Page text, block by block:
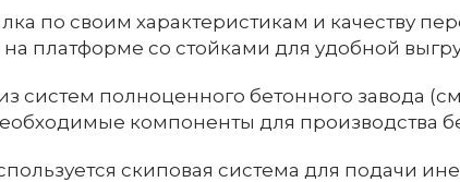
по своим характеристикам и качеству
платформе со стойками для удобной
систем полноценного бетонного завода
компоненты для производства
скиповая система для подачи